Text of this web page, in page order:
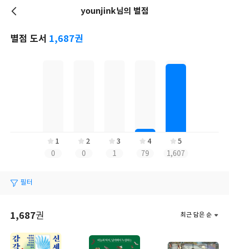
younjink님의 별점
별점 도서 1,687권
1
0
2
0
3
1
4
79
5
1,607
필터
최근 담은 순
1,687권